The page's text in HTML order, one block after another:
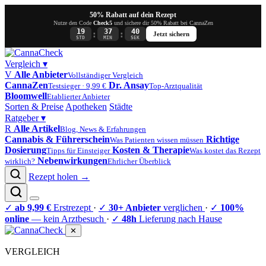
50% Rabatt auf dein Rezept
Nutze den Code Check5und sichere dir 50% Rabatt bei CannaZen
19
STD : 37
MIN : 40
SEK
Jetzt sichern
Vergleich ▾
V Alle AnbieterVollständiger Vergleich
CannaZenTestsieger · 9,99 € Dr. AnsayTop-Arztqualität
BloomwellEtablierter Anbieter
Sorten & Preise Apotheken Städte
Ratgeber▾
R Alle ArtikelBlog, News & Erfahrungen
Cannabis & FührerscheinWas Patienten wissen müssen Richtige
DosierungTipps für Einsteiger Kosten & TherapieWas kostet das Rezept
wirklich? NebenwirkungenEhrlicher Überblick
Rezept holen →
✓ ab 9,99 € Erstrezept · ✓ 30+ Anbieter verglichen · ✓ 100%
online — kein Arztbesuch · ✓ 48h Lieferung nach Hause
✕
VERGLEICH